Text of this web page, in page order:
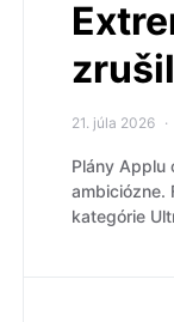
zrušil
21. júla 2026
Plány Applu
ambiciózne.
kategórie